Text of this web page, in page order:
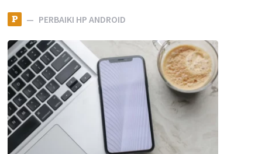
P PERBAIKI HP ANDROID